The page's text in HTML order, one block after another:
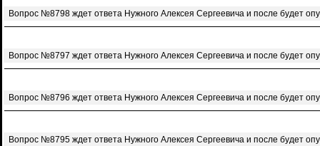
Вопрос №8798 ждет ответа Нужного Алексея Сергеевича и после будет
Вопрос №8797 ждет ответа Нужного Алексея Сергеевича и после будет
Вопрос №8796 ждет ответа Нужного Алексея Сергеевича и после будет
Вопрос №8795 ждет ответа Нужного Алексея Сергеевича и после будет